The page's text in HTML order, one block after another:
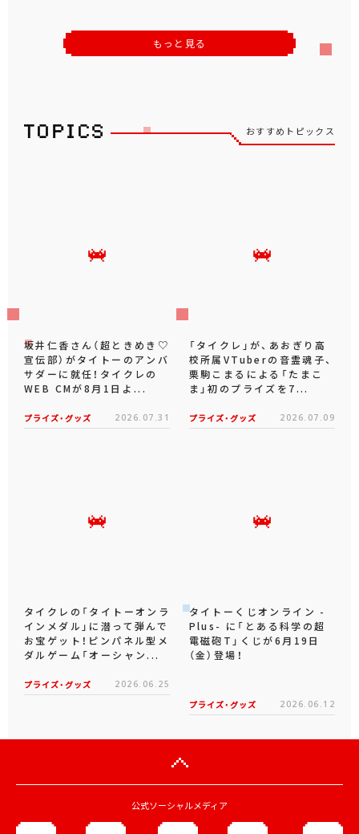
もっと見る
おすすめトピックス
坂井仁香さん（超ときめき♡
宣伝部）がタイトーのアンバ
サダーに就任！タイクレの
WEB CMが8月1日よ...
プライズ・グッズ 2026.07.31
「タイクレ」が、あおぎり高
校所属VTuberの音霊魂子、
栗駒こまるによる「たまこ
ま」初のプライズを7...
プライズ・グッズ 2026.07.09
タイクレの「タイトーオンラ
インメダル」に潜って弾んで
お宝ゲット！ピンパネル型メ
ダルゲーム「オーシャン...
プライズ・グッズ 2026.06.25
タイトーくじオンライン -
Plus- に「とある科学の超
電磁砲T」くじが6月19日
（金）登場！
プライズ・グッズ 2026.06.12
公式ソーシャルメディア